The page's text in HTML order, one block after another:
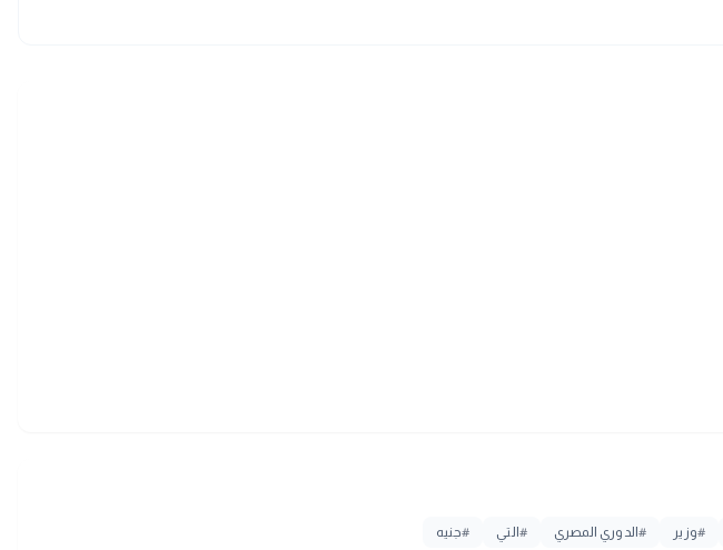
#وزير #الدوري المصري # التي #جنيه